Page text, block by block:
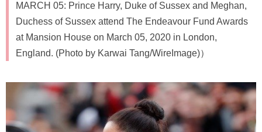
MARCH 05: Prince Harry, Duke of Sussex and Meghan,
Duchess of Sussex attend The Endeavour Fund Awards
at Mansion House on March 05, 2020 in London,
England. (Photo by Karwai Tang/WireImage)）